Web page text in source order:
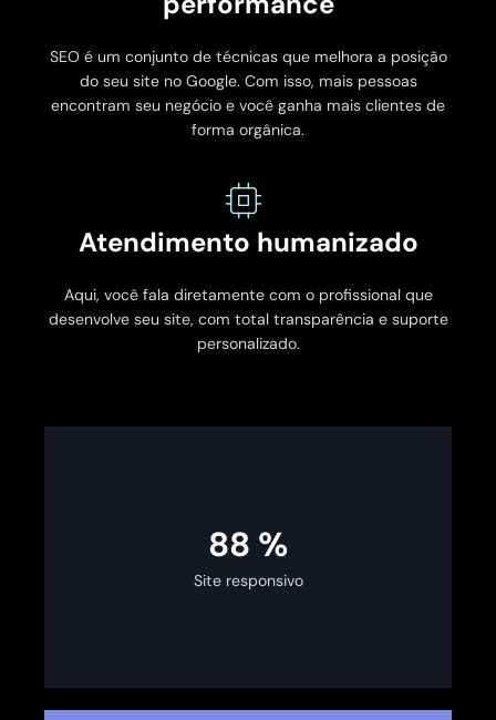
SEO é um conjunto de técnicas que melhora a posição
do seu site no Google. Com isso, mais pessoas
encontram seu negócio e você ganha mais clientes de
forma orgânica.
Atendimento humanizado
Aqui, você fala diretamente com o profissional que
desenvolve seu site, com total transparência e suporte
personalizado.
100 %
Site responsivo